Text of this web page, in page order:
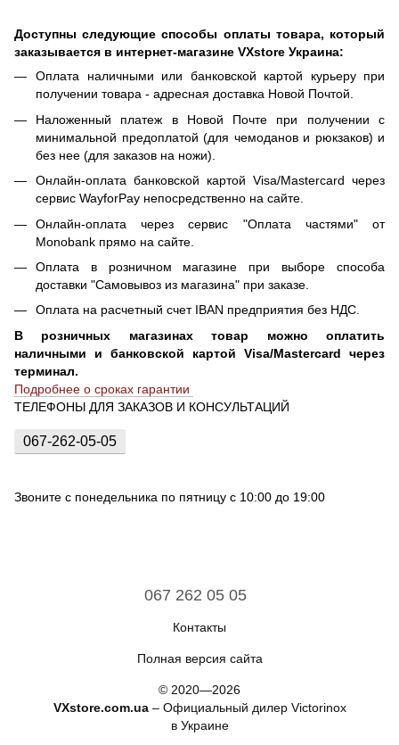
Доступны следующие способы оплаты товара, который
заказывается в интернет-магазине VXstore Украина:
Оплата наличными или банковской картой курьеру при
получении товара - адресная доставка Новой Почтой.
Наложенный платеж в Новой Почте при получении с
минимальной предоплатой (для чемоданов и рюкзаков) и
без нее (для заказов на ножи).
Онлайн-оплата банковской картой Visa/Mastercard через
сервис WayforPay непосредственно на сайте.
Онлайн-оплата через сервис "Оплата частями" от
Monobank прямо на сайте.
Оплата в розничном магазине при выборе способа
доставки "Самовывоз из магазина" при заказе.
Оплата на расчетный счет IBAN предприятия без НДС.
В розничных магазинах товар можно оплатить
наличными и банковской картой Visa/Mastercard через
терминал.
Подробнее о сроках гарантии
ТЕЛЕФОНЫ ДЛЯ ЗАКАЗОВ И КОНСУЛЬТАЦИЙ
067-262-05-05
Звоните с понедельника по пятницу с 10:00 до 19:00
067 262 05 05
Контакты
Полная версия сайта
© 2020—2026
VXstore.com.ua– Официальный дилер Victorinox
в Украине